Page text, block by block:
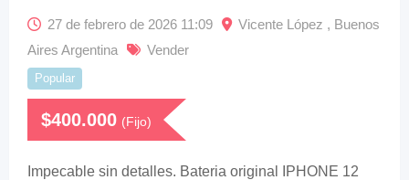
27 de febrero de 2026 11:09
Vicente López , Buenos
Aires Argentina
Vender
Popular
$400.000 (Fijo)
Impecable sin detalles. Bateria original IPHONE 12